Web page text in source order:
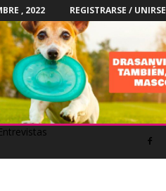
, 2022 REGISTRARSE / UNIRSE